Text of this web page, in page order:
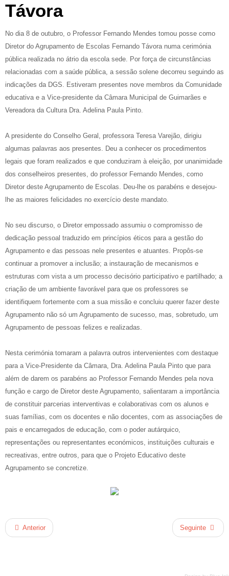
Távora
No dia 8 de outubro, o Professor Fernando Mendes tomou posse como
Diretor do Agrupamento de Escolas Fernando Távora numa cerimónia
pública realizada no átrio da escola sede. Por força de circunstâncias
relacionadas com a saúde pública, a sessão solene decorreu seguindo as
indicações da DGS. Estiveram presentes nove membros da Comunidade
educativa e a Vice-presidente da Câmara Municipal de Guimarães e
Vereadora da Cultura Dra. Adelina Paula Pinto.
A presidente do Conselho Geral, professora Teresa Varejão, dirigiu
algumas palavras aos presentes. Deu a conhecer os procedimentos
legais que foram realizados e que conduziram à eleição, por unanimidade
dos conselheiros presentes, do professor Fernando Mendes, como
Diretor deste Agrupamento de Escolas. Deu-lhe os parabéns e desejou-
lhe as maiores felicidades no exercício deste mandato.
No seu discurso, o Diretor empossado assumiu o compromisso de
dedicação pessoal traduzido em princípios éticos para a gestão do
Agrupamento e das pessoas nele presentes e atuantes. Propôs-se
continuar a promover a inclusão; a instauração de mecanismos e
estruturas com vista a um processo decisório participativo e partilhado; a
criação de um ambiente favorável para que os professores se
identifiquem fortemente com a sua missão e concluiu querer fazer deste
Agrupamento não só um Agrupamento de sucesso, mas, sobretudo, um
Agrupamento de pessoas felizes e realizadas.
Nesta cerimónia tomaram a palavra outros intervenientes com destaque
para a Vice-Presidente da Câmara, Dra. Adelina Paula Pinto que para
além de darem os parabéns ao Professor Fernando Mendes pela nova
função e cargo de Diretor deste Agrupamento, salientaram a importância
de constituir parcerias interventivas e colaborativas com os alunos e
suas famílias, com os docentes e não docentes, com as associações de
pais e encarregados de educação, com o poder autárquico,
representações ou representantes económicos, instituições culturais e
recreativas, entre outros, para que o Projeto Educativo deste
Agrupamento se concretize.
Anterior Seguinte